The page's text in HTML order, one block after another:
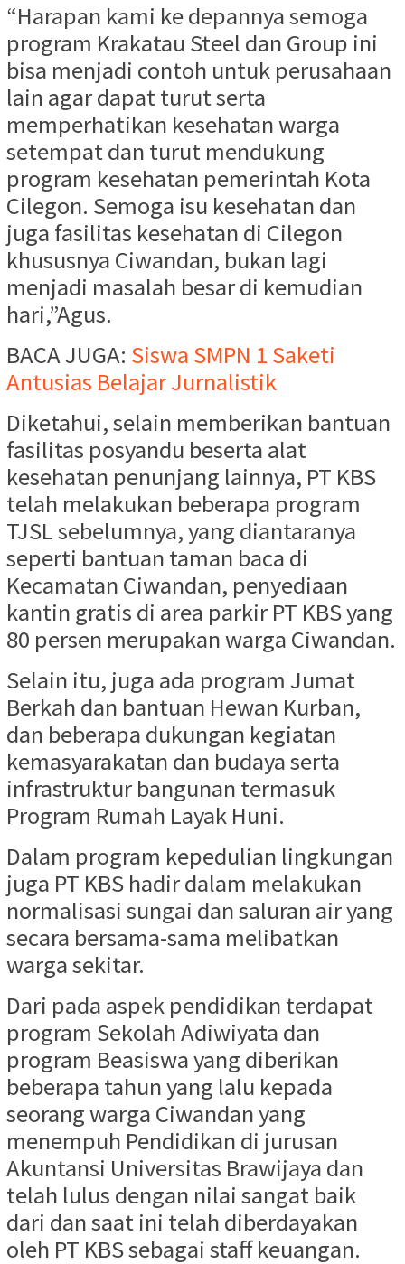
“Harapan kami ke depannya semoga
program Krakatau Steel dan Group ini
bisa menjadi contoh untuk perusahaan
lain agar dapat turut serta
memperhatikan kesehatan warga
setempat dan turut mendukung
program kesehatan pemerintah Kota
Cilegon. Semoga isu kesehatan dan
juga fasilitas kesehatan di Cilegon
khususnya Ciwandan, bukan lagi
menjadi masalah besar di kemudian
hari,”Agus.
BACA JUGA: Siswa SMPN 1 Saketi
Antusias Belajar Jurnalistik
Diketahui, selain memberikan bantuan
fasilitas posyandu beserta alat
kesehatan penunjang lainnya, PT KBS
telah melakukan beberapa program
TJSL sebelumnya, yang diantaranya
seperti bantuan taman baca di
Kecamatan Ciwandan, penyediaan
kantin gratis di area parkir PT KBS yang
80 persen merupakan warga Ciwandan.
Selain itu, juga ada program Jumat
Berkah dan bantuan Hewan Kurban,
dan beberapa dukungan kegiatan
kemasyarakatan dan budaya serta
infrastruktur bangunan termasuk
Program Rumah Layak Huni.
Dalam program kepedulian lingkungan
juga PT KBS hadir dalam melakukan
normalisasi sungai dan saluran air yang
secara bersama-sama melibatkan
warga sekitar.
Dari pada aspek pendidikan terdapat
program Sekolah Adiwiyata dan
program Beasiswa yang diberikan
beberapa tahun yang lalu kepada
seorang warga Ciwandan yang
menempuh Pendidikan di jurusan
Akuntansi Universitas Brawijaya dan
telah lulus dengan nilai sangat baik
dari dan saat ini telah diberdayakan
oleh PT KBS sebagai staff keuangan.